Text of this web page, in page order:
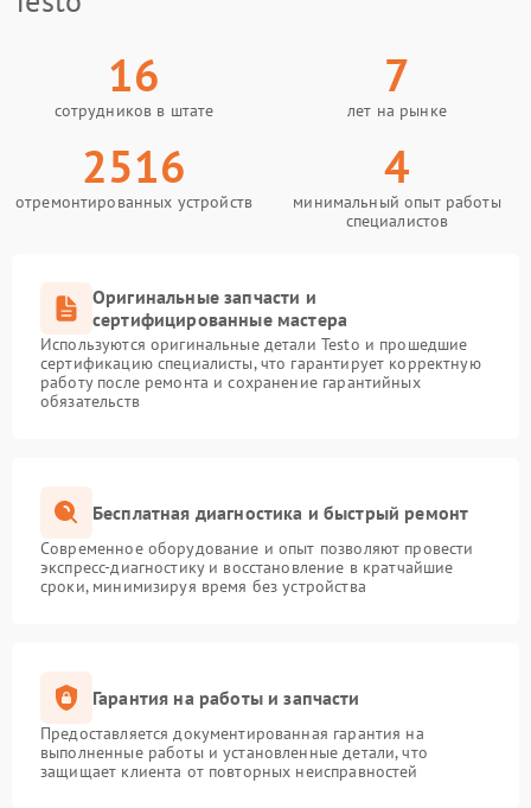
16
сотрудников в штате
7
лет на рынке
2516
отремонтированных устройств
4
минимальный опыт работы
специалистов
Оригинальные запчасти и
сертифицированные мастера
Используются оригинальные детали Testo и прошедшие
сертификацию специалисты, что гарантирует корректную
работу после ремонта и сохранение гарантийных
обязательств
Бесплатная диагностика и быстрый ремонт
Современное оборудование и опыт позволяют провести
экспресс-диагностику и восстановление в кратчайшие
сроки, минимизируя время без устройства
Гарантия на работы и запчасти
Предоставляется документированная гарантия на
выполненные работы и установленные детали, что
защищает клиента от повторных неисправностей